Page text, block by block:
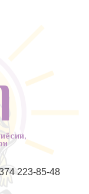
223-85-48